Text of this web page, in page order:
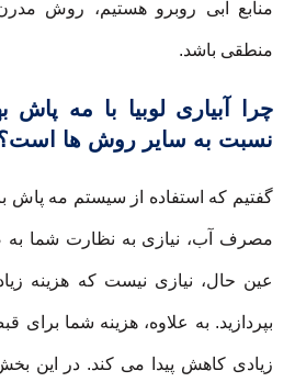
منابع آبی روبرو هستیم، روش مدرن
منطقی باشد.
چرا آبیاری لوبیا با مه پاش
نسبت به سایر روش ها
گفتیم که استفاده از سیستم مه پاش
مصرف آب، نیازی به نظارت شما به
عین حال، نیازی نیست که هزینه
بپردازید. به علاوه، هزینه شما
زیادی کاهش پیدا می کند. در این